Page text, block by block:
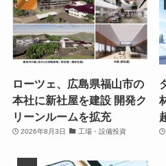
ローツェ、広島県福山市の
本社に新社屋を建設 開発ク
リーンルームを拡充
2026年8月3日 工場・設備投資